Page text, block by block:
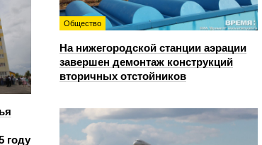
Общество
На нижегородской станции аэрации
завершен демонтаж конструкций
вторичных отстойников
году